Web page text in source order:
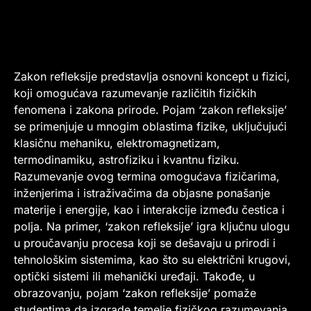
Zakon refleksije predstavlja osnovni koncept u fizici,
koji omogućava razumevanje različitih fizičkih
fenomena i zakona prirode. Pojam ‘zakon refleksije’
se primenjuje u mnogim oblastima fizike, uključujući
klasičnu mehaniku, elektromagnetizam,
termodinamiku, astrofiziku i kvantnu fiziku.
Razumevanje ovog termina omogućava fizičarima,
inženjerima i istraživačima da objasne ponašanje
materije i energije, kao i interakcije između čestica i
polja. Na primer, ‘zakon refleksije’ igra ključnu ulogu
u proučavanju procesa koji se dešavaju u prirodi i
tehnološkim sistemima, kao što su električni krugovi,
optički sistemi ili mehanički uređaji. Takođe, u
obrazovanju, pojam ‘zakon refleksije’ pomaže